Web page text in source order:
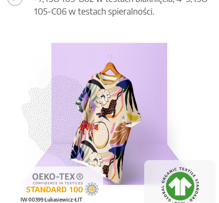
IW 00399 Łukasiewicz-ŁIT
105-C06 w testach spieralności.